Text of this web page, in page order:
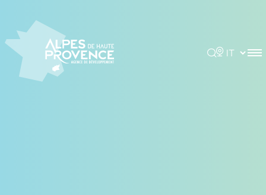
Rechercher
Choisir la